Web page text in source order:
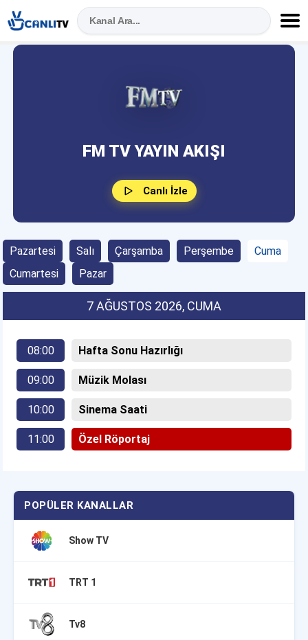
FM TV YAYIN AKIŞI
Canlı İzle
Pazartesi Salı Çarşamba Perşembe
Cuma
Cumartesi
Pazar
7 AĞUSTOS 2026, CUMA
08:00 Hafta Sonu Hazırlığı
09:00 Müzik Molası
10:00 Sinema Saati
11:00 Özel Röportaj
POPÜLER KANALLAR
Show TV
TRT 1
Tv8